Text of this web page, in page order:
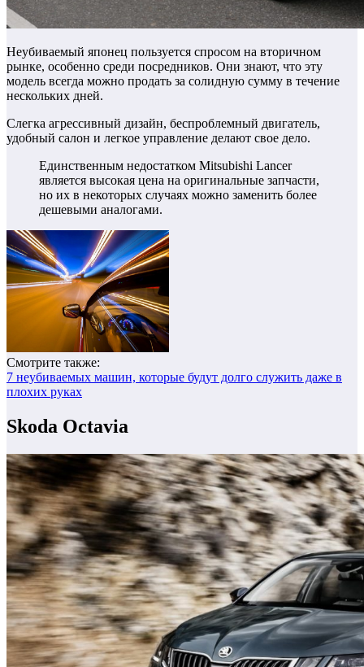
Неубиваемый японец пользуется спросом на вторичном
рынке, особенно среди посредников. Они знают, что эту
модель всегда можно продать за солидную сумму в течение
нескольких дней.
Слегка агрессивный дизайн, беспроблемный двигатель,
удобный салон и легкое управление делают свое дело.
Единственным недостатком Mitsubishi Lancer
является высокая цена на оригинальные запчасти,
но их в некоторых случаях можно заменить более
дешевыми аналогами.
Смотрите также:
7 неубиваемых машин, которые будут долго служить даже в
плохих руках
Skoda Octavia